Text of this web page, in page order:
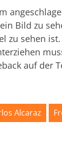
Bild zu
zu sehen
auf der
Alcaraz